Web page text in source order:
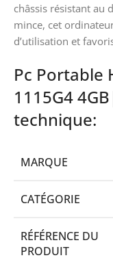
châssis résistant au
mince, cet
d’utilisation et
Pc Portable
1115G4
technique:
MARQUE
CATÉGORIE
RÉFÉRENCE DU
PRODUIT